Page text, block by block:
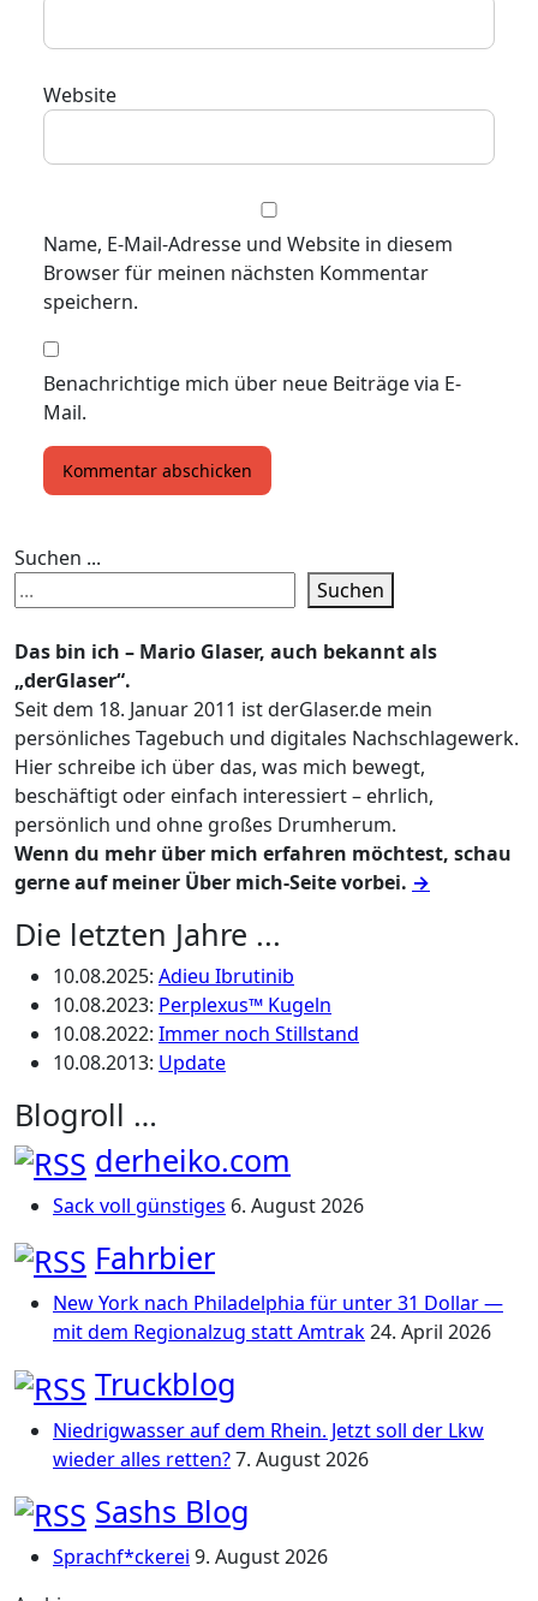
Website
Name, E-Mail-Adresse und Website in diesem
Browser für meinen nächsten Kommentar
speichern.
Benachrichtige mich über neue Beiträge via E-
Mail.
Suchen ...
Suchen
Das bin ich – Mario Glaser, auch bekannt als
„derGlaser“.
Seit dem 18. Januar 2011 ist derGlaser.de mein
persönliches Tagebuch und digitales Nachschlagewerk.
Hier schreibe ich über das, was mich bewegt,
beschäftigt oder einfach interessiert – ehrlich,
persönlich und ohne großes Drumherum.
Wenn du mehr über mich erfahren möchtest, schau
gerne auf meiner Über mich-Seite vorbei. →
Die letzten Jahre ...
10.08.2025: Adieu Ibrutinib
10.08.2023: Perplexus™ Kugeln
10.08.2022: Immer noch Stillstand
10.08.2013: Update
Blogroll …
derheiko.com
Sack voll günstiges 6. August 2026
Fahrbier
New York nach Philadelphia für unter 31 Dollar —
mit dem Regionalzug statt Amtrak24. April 2026
Truckblog
Niedrigwasser auf dem Rhein. Jetzt soll der Lkw
wieder alles retten?7. August 2026
Sashs Blog
Sprachf*ckerei 9. August 2026